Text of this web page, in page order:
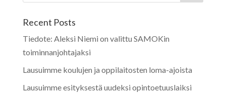
Recent Posts
Tiedote: Aleksi Niemi on valittu SAMOKin
toiminnanjohtajaksi
Lausuimme koulujen ja oppilaitosten loma-ajoista
Lausuimme esityksestä uudeksi opintoetuuslaiksi